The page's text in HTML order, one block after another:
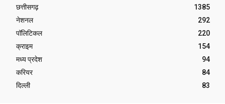
छत्तीसगढ़
1385
नेशनल
292
पॉलिटिकल
220
क्राइम
154
मध्य प्रदेश
94
करियर
84
दिल्ली
83